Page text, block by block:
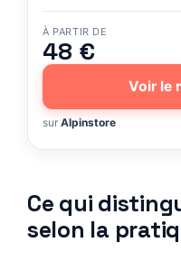
À PARTIR DE
48 €
Voir le
sur Alpinstore
Ce qui
selon la